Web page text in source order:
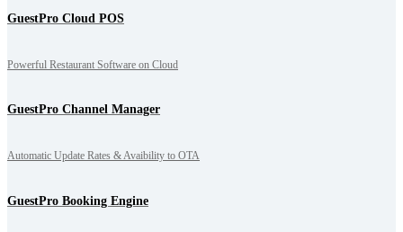
GuestPro Cloud POS
Powerful Restaurant Software on Cloud
GuestPro Channel Manager
Automatic Update Rates & Avaibility to OTA
GuestPro Booking Engine